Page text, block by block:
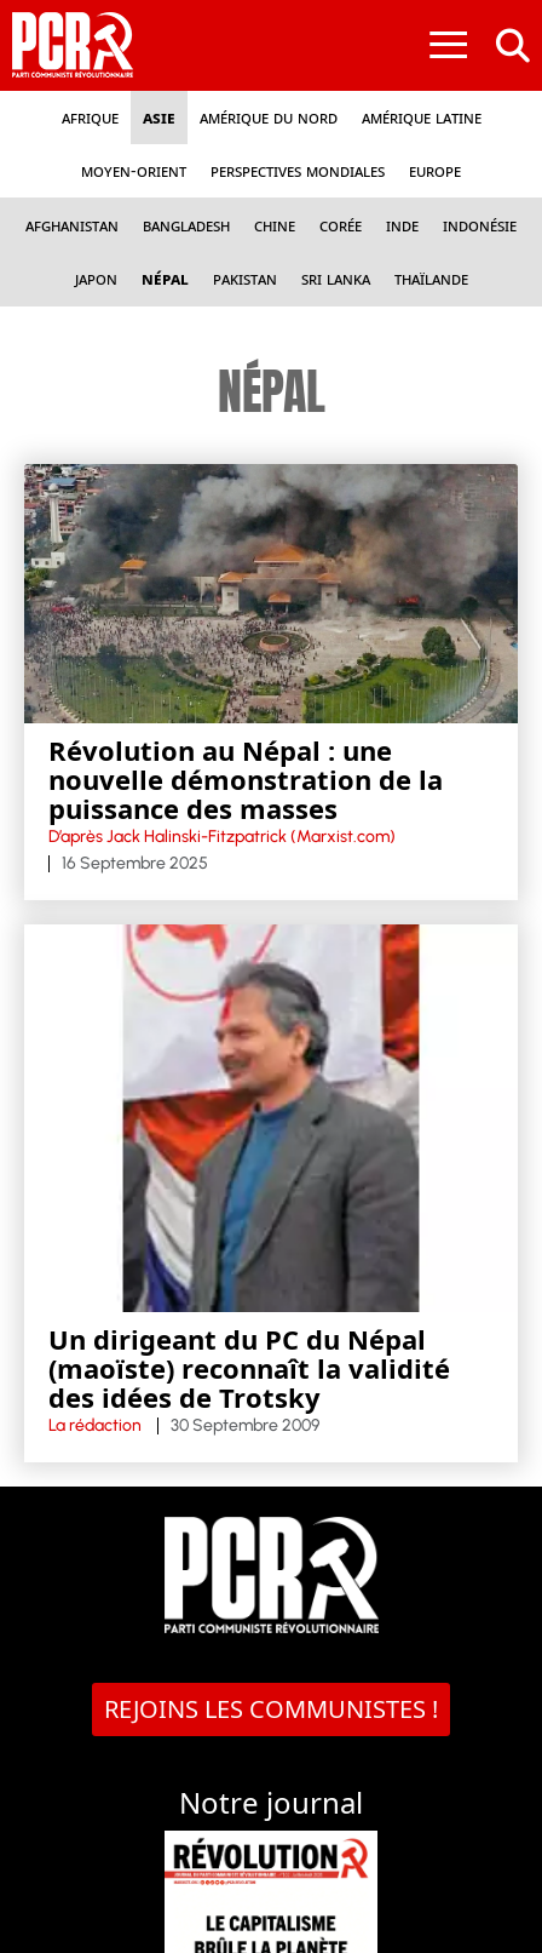
≡
Afrique Asie Amérique du nord Amérique latine
Moyen-Orient Perspectives mondiales Europe
Afghanistan Bangladesh Chine Corée Inde Indonésie
Japon Népal Pakistan Sri Lanka Thaïlande
NÉPAL
Révolution au Népal : une
nouvelle démonstration de la
puissance des masses
D’après Jack Halinski-Fitzpatrick (Marxist.com)
16 Septembre 2025
Un dirigeant du PC du Népal
(maoïste) reconnaît la validité
des idées de Trotsky
La rédaction 30 Septembre 2009
REJOINS LES COMMUNISTES !
Notre journal